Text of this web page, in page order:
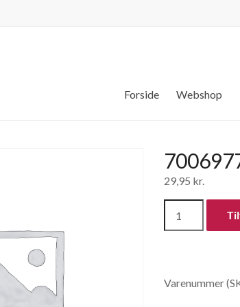
Forside Webshop
29,95 kr.
Varenummer